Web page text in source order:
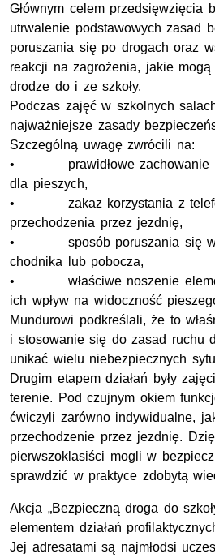
Głównym celem przedsięwzięcia
utrwalenie podstawowych zasad
poruszania się po drogach oraz
reakcji na zagrożenia, jakie mogą
drodze do i ze szkoły.
Podczas zajęć w szkolnych
najważniejsze zasady
Szczególną uwagę zwrócili na:
• prawidłowe zachowanie
dla pieszych,
• zakaz korzystania z
przechodzenia przez jezdnię,
• sposób poruszania się w
chodnika lub pobocza,
• właściwe noszenie
ich wpływ na widoczność
Mundurowi podkreślali, że to
i stosowanie się do zasad ruchu
unikać wielu niebezpiecznych
Drugim etapem działań były
terenie. Pod czujnym okiem
ćwiczyli zarówno indywidualne,
przechodzenie przez jezdnię.
pierwszoklasiści mogli w
sprawdzić w praktyce zdobytą
Akcja „Bezpieczną droga do
elementem działań
Jej adresatami są najmłodsi